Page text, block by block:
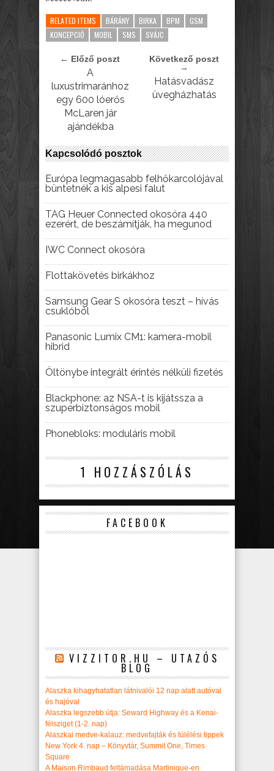
RELATED ITEMS BÁRÁNY BIRKA BPM
GSM
KONCEPCIÓ
MOBIL SMS SVÁJC
← Előző poszt
A
luxustrimaránhoz
egy 600 lóerős
McLaren jár
ajándékba
Következő poszt
→
Hatásvadász
üvegházhatás
Kapcsolódó posztok
Európa legmagasabb felhőkarcolójával
büntetnék a kis alpesi falut
TAG Heuer Connected okosóra 440
ezerért, de beszámítják, ha megunod
IWC Connect okosóra
Flottakövetés birkákhoz
Samsung Gear S okosóra teszt – hívás
csuklóból
Panasonic Lumix CM1: kamera-mobil
hibrid
Öltönybe integrált érintés nélküli fizetés
Blackphone: az NSA-t is kijátssza a
szuperbiztonságos mobil
Phonebloks: moduláris mobil
1 HOZZÁSZÓLÁS
FACEBOOK
VIZZITOR.HU – UTAZÓS
BLOG
Alaszka kihagyhatatlan látnivalói 12 nap alatt autóval
és hajóval
Alaszka legszebb útja: Seward Highway és a Kenai-
félsziget (1-2. nap)
Alaszkai medve-kalauz: medvefajták és túlélési tippek
New York 4. nap – Könyvtár, Summit One, Times
Square
A Maison Rimbaud feltámadása Martinique-en